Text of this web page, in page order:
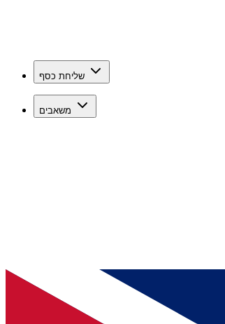
שליחת כסף
משאבים